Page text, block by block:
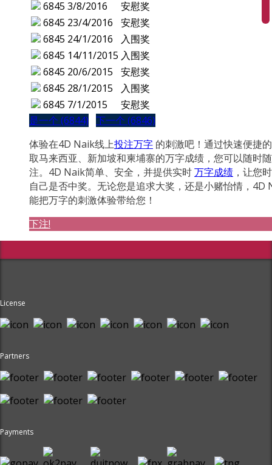
6845 3/8/2016
安慰奖
6845 23/4/2016
安慰奖
6845 24/1/2016
入围奖
6845 14/11/2015 入围奖
6845 20/6/2015
安慰奖
6845 28/1/2015
入围奖
6845 7/1/2015
安慰奖
是一个 (6844) 下一个 (6846)
体验在4D Naik线上投注万字 的刺激吧！通过快速便捷
取马来西亚、新加坡和柬埔寨的万字成绩，您可以随时
注。4D Naik简单、安全，并提供实时万字成绩 ，让您
自己是否中奖。无论您是追求大奖，还是小赌怡情，4D
能把万字的刺激体验带给您！
下注!
License
Partners
Payments